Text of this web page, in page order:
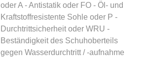
oderA - Antistatikoder FO - Öl- und
Kraftstoffresistente Sohle oder P -
Durchtrittsicherheitoder WRU -
Beständigkeit des Schuhoberteils
gegen Wasserdurchtritt / -aufnahme